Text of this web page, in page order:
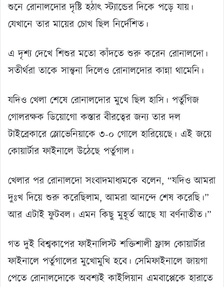
শুনে রোনালদোর দৃষ্টি হঠাৎ স্ট্যান্ডের দিকে পড়ে যায়।
যেখানে তার মায়ের চোখ ছিল নির্দেশিত।
এ দৃশ্য দেখে শিশুর মতো কাঁদতে শুরু করেন রোনালদো।
সতীর্থরা তাকে সান্ত্বনা দিলেও রোনালদোর কান্না থামেনি।
যদিও খেলা শেষে রোনালদোর মুখে ছিল হাসি। পর্তুগিজ
গোলরক্ষক ডিয়োগো কস্তার বীরত্বের জন্য তার দল
টাইব্রেকারে স্লোভেনিয়াকে ৩-০ গোলে হারিয়েছে। এই জয়ে
কোয়ার্টার ফাইনালে উঠেছে পর্তুগাল।
খেলার পর রোনালদো সংবাদমাধ্যমকে বলেন, “যদিও আমরা
দুঃখ দিয়ে শুরু করেছিলাম, আমরা আনন্দে শেষ করেছি।”
আর এটাই ফুটবল। এমন কিছু মুহূর্ত আছে যা বর্ণনাতীত।”
গত দুই বিশ্বকাপের ফাইনালিস্ট শক্তিশালী ফ্রান্স কোয়ার্টার
ফাইনালে পর্তুগালের মুখোমুখি হবে। সেমিফাইনালে জায়গা
পেতে রোনালদোকে অবশ্যই কাইলিয়ান এমবাপ্পেকে হারাতে